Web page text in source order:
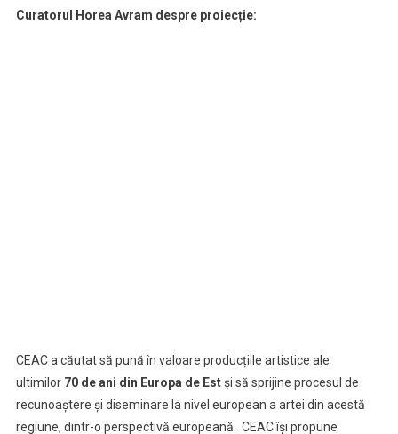
Curatorul Horea Avram despre proiecție:
CEAC a căutat să pună în valoare producțiile artistice ale
ultimilor 70 de ani din Europa de Estși să sprijine procesul de
recunoaștere și diseminare la nivel european a artei din acestă
regiune, dintr-o perspectivă europeană. CEAC își propune